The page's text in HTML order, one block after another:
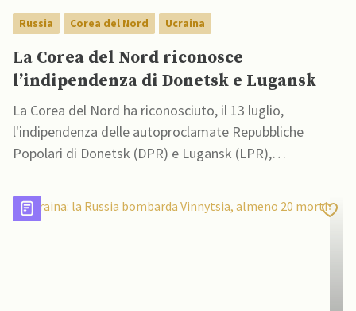
Russia Corea del Nord Ucraina
La Corea del Nord riconosce
l’indipendenza di Donetsk e Lugansk
La Corea del Nord ha riconosciuto, il 13 luglio,
l'indipendenza delle autoproclamate Repubbliche
Popolari di Donetsk (DPR) e Lugansk (LPR),